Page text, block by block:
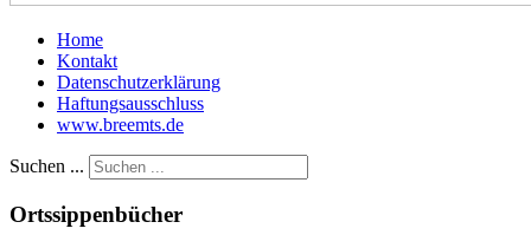
Home
Kontakt
Datenschutzerklärung
Haftungsausschluss
www.breemts.de
Suchen ...
Ortssippenbücher